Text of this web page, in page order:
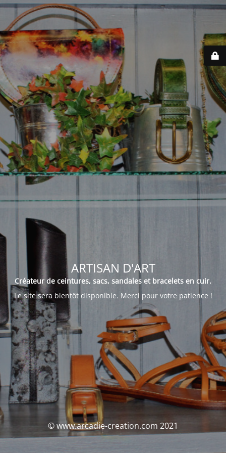
ARTISAN D'ART
Créateur de ceintures, sacs, sandales et bracelets en cuir.
Le site sera bientôt disponible. Merci pour votre patience !
© www.arcadie-creation.com 2021